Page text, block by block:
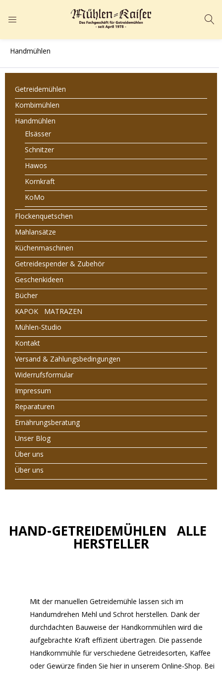
ANMELDEN
Geben Sie Ihren Benutzernamen und Ihr Passwort ein, um sich
anzumelden.
Angemeldet bleiben Passwort vergessen?
Handmühlen
Getreidemühlen
Kombimühlen
Handmühlen
Elsässer
Schnitzer
Hawos
Kornkraft
KoMo
Flockenquetschen
Mahlansätze
Küchenmaschinen
Getreidespender & Zubehör
Geschenkideen
Bücher
KAPOK MATRAZEN
Mühlen-Studio
Kontakt
Versand & Zahlungsbedingungen
Widerrufsformular
Impressum
Reparaturen
Ernährungsberatung
Unser Blog
Über uns
Über uns
HAND-GETREIDEMÜHLEN ALLE
HERSTELLER
Mit der manuellen Getreidemühle lassen sich im
Handumdrehen Mehl und Schrot herstellen. Dank der
durchdachten Bauweise der Handkornmühlen wird die
aufgebrachte Kraft effizient übertragen. Die passende
Handkornmühle für verschiedene Getreidesorten, Kaffee
oder Gewürze finden Sie hier in unserem Online-Shop. Bei